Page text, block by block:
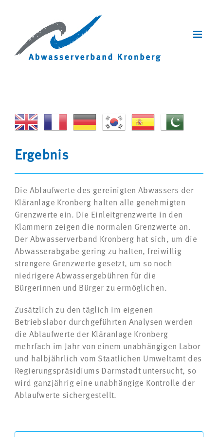
Ergebnis
Die Ablaufwerte des gereinigten Abwassers der
Kläranlage Kronberg halten alle genehmigten
Grenzwerte ein. Die Einleitgrenzwerte in den
Klammern zeigen die normalen Grenzwerte an.
Der Abwasserverband Kronberg hat sich, um die
Abwasserabgabe gering zu halten, freiwillig
strengere Grenzwerte gesetzt, um so noch
niedrigere Abwassergebühren für die
Bürgerinnen und Bürger zu ermöglichen.
Zusätzlich zu den täglich im eigenen
Betriebslabor durchgeführten Analysen werden
die Ablaufwerte der Kläranlage Kronberg
mehrfach im Jahr von einem unabhängigen Labor
und halbjährlich vom Staatlichen Umweltamt des
Regierungspräsidiums Darmstadt untersucht, so
wird ganzjährig eine unabhängige Kontrolle der
Ablaufwerte sichergestellt.